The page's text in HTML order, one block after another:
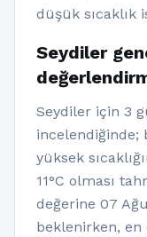
düşük sıcaklık
Seydiler
Seydiler için 3
incelendiğinde;
yüksek
11°C olması
değerine 07
beklenirken, en